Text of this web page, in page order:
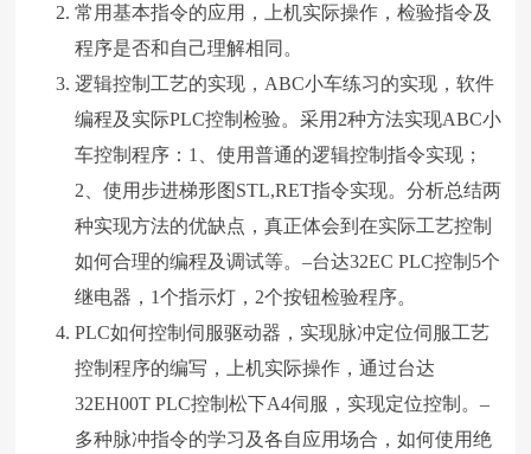
常用基本指令的应用，上机实际操作，检验指令及
程序是否和自己理解相同。
逻辑控制工艺的实现，ABC小车练习的实现，软件
编程及实际PLC控制检验。采用2种方法实现ABC小
车控制程序：1、使用普通的逻辑控制指令实现；
2、使用步进梯形图STL,RET指令实现。分析总结两
种实现方法的优缺点，真正体会到在实际工艺控制
如何合理的编程及调试等。–台达32EC PLC控制5个
继电器，1个指示灯，2个按钮检验程序。
PLC如何控制伺服驱动器，实现脉冲定位伺服工艺
控制程序的编写，上机实际操作，通过台达
32EH00T PLC控制松下A4伺服，实现定位控制。–
多种脉冲指令的学习及各自应用场合，如何使用绝